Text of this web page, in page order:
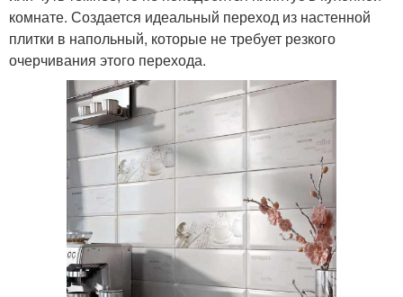
комнате. Создается идеальный переход из настенной
плитки в напольный, которые не требует резкого
очерчивания этого перехода.